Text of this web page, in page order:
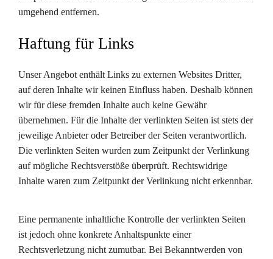
umgehend entfernen.
Haftung für Links
Unser Angebot enthält Links zu externen Websites Dritter,
auf deren Inhalte wir keinen Einfluss haben. Deshalb können
wir für diese fremden Inhalte auch keine Gewähr
übernehmen. Für die Inhalte der verlinkten Seiten ist stets der
jeweilige Anbieter oder Betreiber der Seiten verantwortlich.
Die verlinkten Seiten wurden zum Zeitpunkt der Verlinkung
auf mögliche Rechtsverstöße überprüft. Rechtswidrige
Inhalte waren zum Zeitpunkt der Verlinkung nicht erkennbar.
Eine permanente inhaltliche Kontrolle der verlinkten Seiten
ist jedoch ohne konkrete Anhaltspunkte einer
Rechtsverletzung nicht zumutbar. Bei Bekanntwerden von